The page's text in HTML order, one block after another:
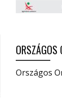
ORSZÁGOS
Országos